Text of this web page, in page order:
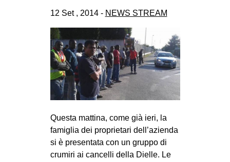
12 Set , 2014 - NEWS STREAM
Questa mattina, come già ieri, la
famiglia dei proprietari dell’azienda
si è presentata con un gruppo di
crumiri ai cancelli della Dielle. Le